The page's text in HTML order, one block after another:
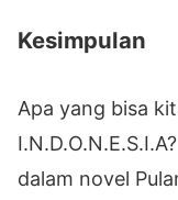
Kesimpulan
Apa yang bisa
dalam novel